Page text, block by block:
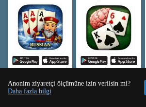
Anonim ziyaretçi ölçümüne izin verilsin mi?
Daha fazla bilgi
Freecell